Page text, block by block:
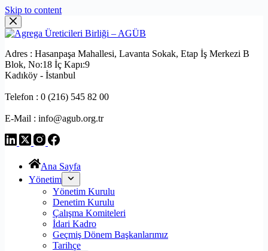
Skip to content
Adres : Hasanpaşa Mahallesi, Lavanta Sokak, Etap İş Merkezi B
Blok, No:18 İç Kapı:9
Kadıköy - İstanbul
Telefon : 0 (216) 545 82 00
E-Mail : info@agub.org.tr
Ana Sayfa
Yönetim
Yönetim Kurulu
Denetim Kurulu
Çalışma Komiteleri
İdari Kadro
Geçmiş Dönem Başkanlarımız
Tarihçe